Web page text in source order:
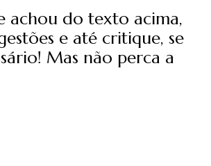
achou do texto acima,
e até critique, se
Mas não perca a